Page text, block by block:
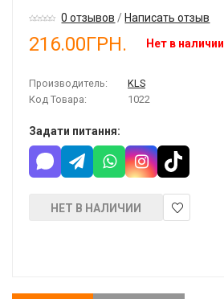
0 отзывов /Написать отзыв
216.00ГРН. Нет в наличии
Производитель:
KLS
Код Товара:
1022
Задати питання:
НЕТ В НАЛИЧИИ